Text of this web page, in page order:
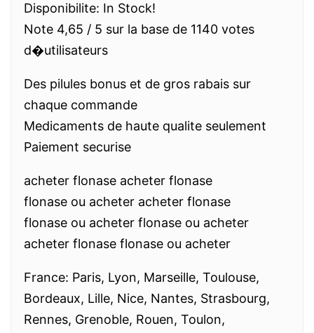
Disponibilite: In Stock!
Note 4,65 / 5 sur la base de 1140 votes
d�utilisateurs
Des pilules bonus et de gros rabais sur
chaque commande
Medicaments de haute qualite seulement
Paiement securise
acheter flonase acheter flonase
flonase ou acheter acheter flonase
flonase ou acheter flonase ou acheter
acheter flonase flonase ou acheter
France: Paris, Lyon, Marseille, Toulouse,
Bordeaux, Lille, Nice, Nantes, Strasbourg,
Rennes, Grenoble, Rouen, Toulon,